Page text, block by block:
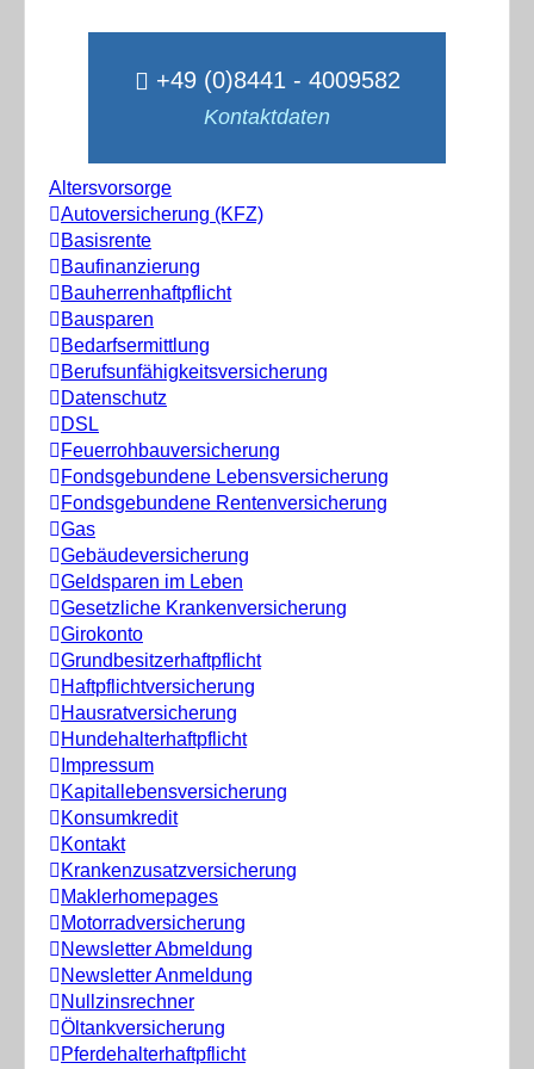
+49 (0)8441 - 4009582
Kontaktdaten
Altersvorsorge
Autoversicherung (KFZ)
Basisrente
Baufinanzierung
Bauherrenhaftpflicht
Bausparen
Bedarfsermittlung
Berufs­unfähigkeitsversicherung
Datenschutz
DSL
Feuerrohbauversicherung
Fondsgebundene Lebensversicherung
Fondsgebundene Rentenversicherung
Gas
Gebäudeversicherung
Geldsparen im Leben
Gesetzliche Krankenversicherung
Girokonto
Grundbesitzerhaftpflicht
Haftpflichtversicherung
Hausratversicherung
Hundehalterhaftpflicht
Impressum
Kapitallebensversicherung
Konsumkredit
Kontakt
Krankenzusatzversicherung
Maklerhomepages
Motorradversicherung
Newsletter Abmeldung
Newsletter Anmeldung
Nullzinsrechner
Öltankversicherung
Pferdehalterhaftpflicht